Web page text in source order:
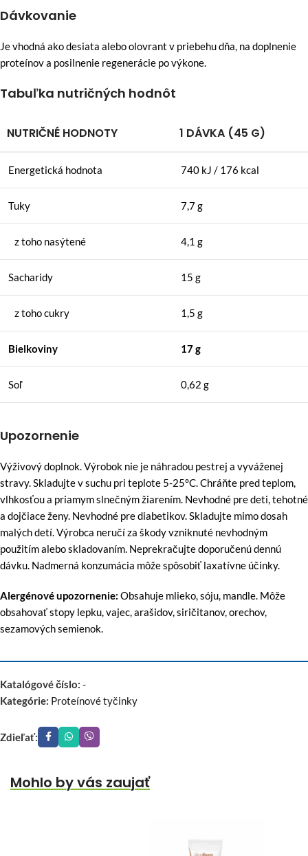
Dávkovanie
Je vhodná ako desiata alebo olovrant v priebehu dňa, na doplnenie
proteínov a posilnenie regenerácie po výkone.
Tabuľka nutričných hodnôt
NUTRIČNÉ HODNOTY 1 DÁVKA (45 G)
Energetická hodnota 740 kJ / 176 kcal
Tuky 7,7 g
z toho nasýtené 4,1 g
Sacharidy 15 g
z toho cukry 1,5 g
Bielkoviny 17 g
Soľ 0,62 g
Upozornenie
Výživový doplnok. Výrobok nie je náhradou pestrej a vyváženej
stravy. Skladujte v suchu pri teplote 5-25°C. Chráňte pred teplom,
vlhkosťou a priamym slnečným žiarením. Nevhodné pre deti, tehotné
a dojčiace ženy. Nevhodné pre diabetikov. Skladujte mimo dosah
malých detí. Výrobca neručí za škody vzniknuté nevhodným
použitím alebo skladovaním. Neprekračujte doporučenú dennú
dávku. Nadmerná konzumácia môže spôsobiť laxatívne účinky.
Alergénové upozornenie: Obsahuje mlieko, sóju, mandle. Môže
obsahovať stopy lepku, vajec, arašidov, siričitanov, orechov,
sezamových semienok.
Katalógové číslo: -
Kategórie: Proteínové tyčinky
Zdieľať:
Mohlo by vás zaujať